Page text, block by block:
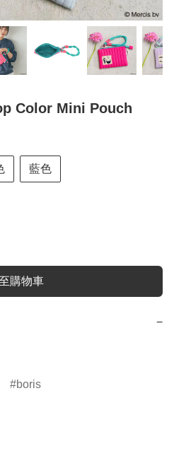
Color Mini Pouch
藍色
購物車
−
boris